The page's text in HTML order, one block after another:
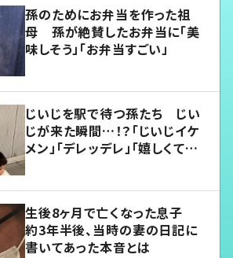
孫のためにお弁当を作った祖
母 孫が絶賛したお弁当に「美
味しそう」「お弁当すごい」
じいじを駅で待つ孫たち じい
じが来た瞬間…！？「じいじイケ
メン」「デレッデレ」「嬉しくて可
生後8ヶ月で亡くなった息子
約3年半後、当時の妻の日記に
書いてあった本音とは